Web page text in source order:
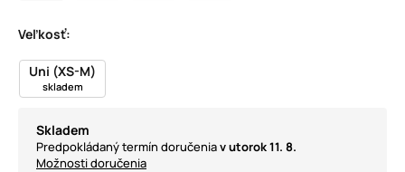
Veľkosť:
Uni (XS-M)
skladem
Skladem
Predpokládaný termín doručeniav utorok 11. 8.
Možnosti doručenia